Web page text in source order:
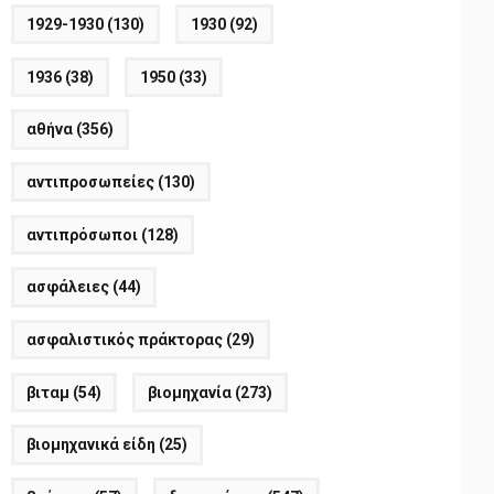
1929-1930 (130) 1930 (92)
1936 (38) 1950 (33)
αθήνα (356)
αντιπροσωπείες (130)
αντιπρόσωποι (128)
ασφάλειες (44)
ασφαλιστικός πράκτορας (29)
βιταμ (54) βιομηχανία (273)
βιομηχανικά είδη (25)